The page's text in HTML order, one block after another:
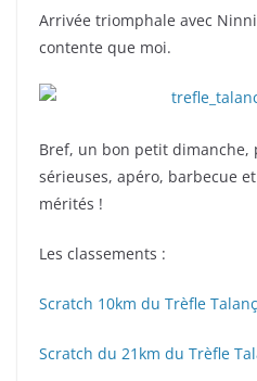
Arrivée triomphale avec
contente que moi.
Bref, un bon petit dimanche,
sérieuses, apéro, barbecue
mérités !
Les classements :
Scratch 10km du Trèfle
Scratch du 21km du Trèfle